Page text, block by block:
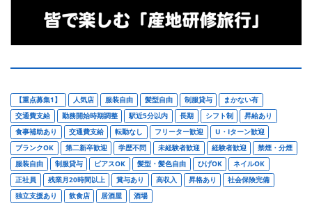
【重点募集1】 人気店 服装自由 髪型自由 制服貸与
まかない有
交通費支給
勤務開始時期調整 駅近5分以内 長期 シフト制
昇給あり
食事補助あり
交通費支給 転勤なし フリーター歓迎
U・Iターン歓迎
ブランクOK
第二新卒歓迎 学歴不問 未経験者歓迎 経験者歓迎
禁煙・分煙
服装自由
制服貸与 ピアスOK 髪型・髪色自由 ひげOK
ネイルOK
正社員
残業月20時間以上 賞与あり 高収入 昇格あり
社会保険完備
独立支援あり
飲食店 居酒屋 酒場